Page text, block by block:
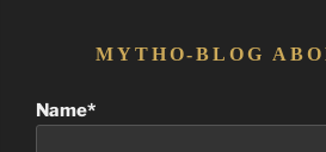
MYTHO-BLOG
Name*